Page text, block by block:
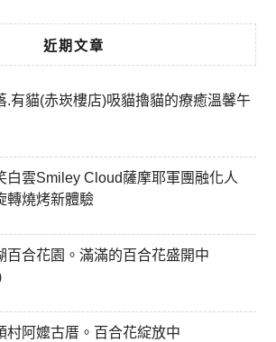
近期文章
.有貓(赤崁樓店)吸貓擼貓的療癒溫馨午
白雲Smiley Cloud薩摩耶軍團融化人
轉燒烤新體驗
百合花園。滿滿的百合花盛開中
村阿嬤古厝。百合花綻放中